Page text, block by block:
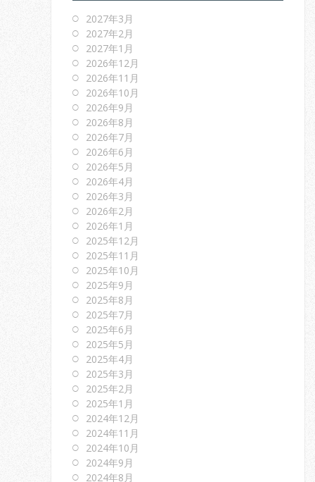
2027年3月
2027年2月
2027年1月
2026年12月
2026年11月
2026年10月
2026年9月
2026年8月
2026年7月
2026年6月
2026年5月
2026年4月
2026年3月
2026年2月
2026年1月
2025年12月
2025年11月
2025年10月
2025年9月
2025年8月
2025年7月
2025年6月
2025年5月
2025年4月
2025年3月
2025年2月
2025年1月
2024年12月
2024年11月
2024年10月
2024年9月
2024年8月